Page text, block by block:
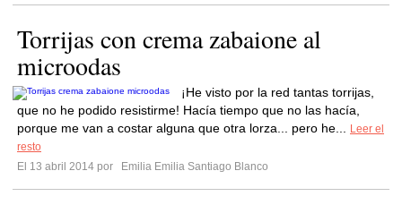
Torrijas con crema zabaione al
microodas
¡He visto por la red tantas torrijas,
que no he podido resistirme! Hacía tiempo que no las hacía,
porque me van a costar alguna que otra lorza... pero he...
Leer el
resto
El 13 abril 2014 por
Emilia Emilia Santiago Blanco